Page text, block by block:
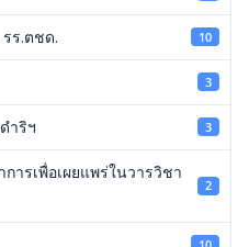
ร.ตชด. 10
3
ำริฯ 3
ารเพื่อเผยแพร่ในวารวิชา
2